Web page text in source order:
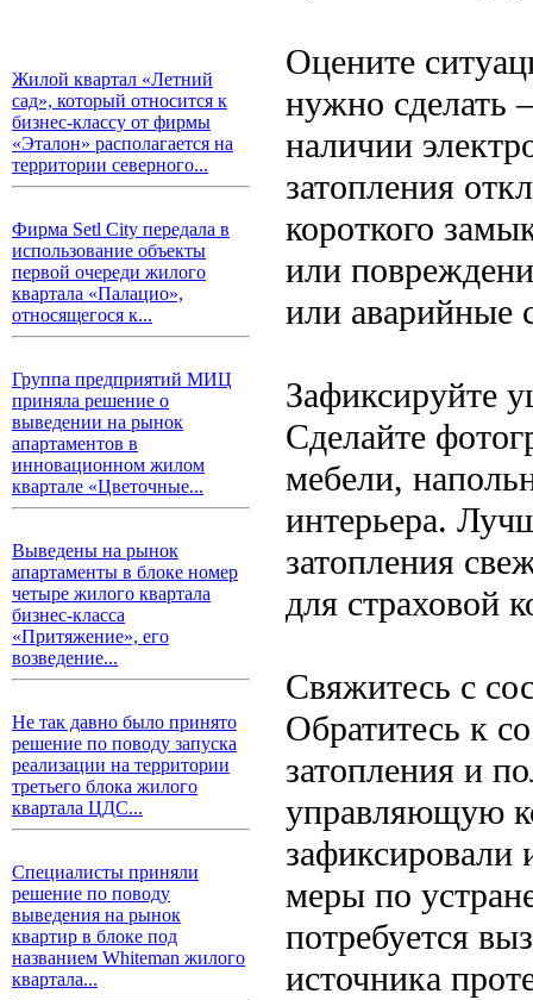
Жилой квартал «Летний
сад», который относится к
бизнес-классу от фирмы
«Эталон» располагается на
территории северного...
Фирма Setl City передала в
использование объекты
первой очереди жилого
квартала «Палацио»,
относящегося к...
Группа предприятий МИЦ
приняла решение о
выведении на рынок
апартаментов в
инновационном жилом
квартале «Цветочные...
Выведены на рынок
апартаменты в блоке номер
четыре жилого квартала
бизнес-класса
«Притяжение», его
возведение...
Не так давно было принято
решение по поводу запуска
реализации на территории
третьего блока жилого
квартала ЦДС...
Специалисты приняли
решение по поводу
выведения на рынок
квартир в блоке под
названием Whiteman жилого
квартала...
Оцените
нужно сделать
наличии
затопления
короткого
или
или аварийные
Зафиксируйте
Сделайте
мебели,
интерьера.
затопления
для страховой
Свяжитесь с
Обратитесь к
затопления и
управляющую
зафиксировали
меры по
потребуется
источника